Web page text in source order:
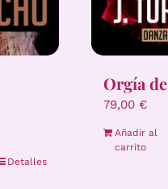
Detalles
Orgía
79,00 €
Añadir al
carrito